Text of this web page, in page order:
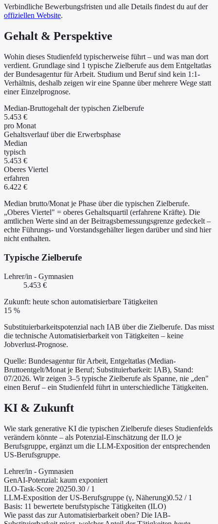
Verbindliche Bewerbungsfristen und alle Details findest du auf der
offiziellen Website.
Gehalt & Perspektive
Wohin dieses Studienfeld typischerweise führt – und was man dort
verdient. Grundlage sind 1 typische Zielberufe aus dem Entgeltatlas
der Bundesagentur für Arbeit. Studium und Beruf sind kein 1:1-
Verhältnis, deshalb zeigen wir eine Spanne über mehrere Wege statt
einer Einzelprognose.
Median-Bruttogehalt der typischen Zielberufe
5.453 €
pro Monat
Gehaltsverlauf über die Erwerbsphase
Median
typisch
5.453 €
Oberes Viertel
erfahren
6.422 €
Median brutto/Monat je Phase über die typischen Zielberufe.
„Oberes Viertel" = oberes Gehaltsquartil (erfahrene Kräfte). Die
amtlichen Werte sind an der Beitragsbemessungsgrenze gedeckelt –
echte Führungs- und Vorstandsgehälter liegen darüber und sind hier
nicht enthalten.
Typische Zielberufe
Lehrer/in - Gymnasien
5.453 €
Zukunft: heute schon automatisierbare Tätigkeiten
15 %
Substituierbarkeitspotenzial nach IAB über die Zielberufe. Das misst
die technische Automatisierbarkeit von Tätigkeiten – keine
Jobverlust-Prognose.
Quelle: Bundesagentur für Arbeit, Entgeltatlas (Median-
Bruttoentgelt/Monat je Beruf; Substituierbarkeit: IAB), Stand:
07/2026. Wir zeigen 3–5 typische Zielberufe als Spanne, nie „den"
einen Beruf – ein Studienfeld führt in unterschiedliche Tätigkeiten.
KI & Zukunft
Wie stark generative KI die typischen Zielberufe dieses Studienfelds
verändern könnte – als Potenzial-Einschätzung der ILO je
Berufsgruppe, ergänzt um die LLM-Exposition der entsprechenden
US-Berufsgruppe.
Lehrer/in - Gymnasien
GenAI-Potenzial: kaum exponiert
ILO-Task-Score 20250.30 / 1
LLM-Exposition der US-Berufsgruppe (γ, Näherung)0.52 / 1
Basis: 11 bewertete berufstypische Tätigkeiten (ILO)
Wie passt das zur Automatisierbarkeit oben? Die IAB-